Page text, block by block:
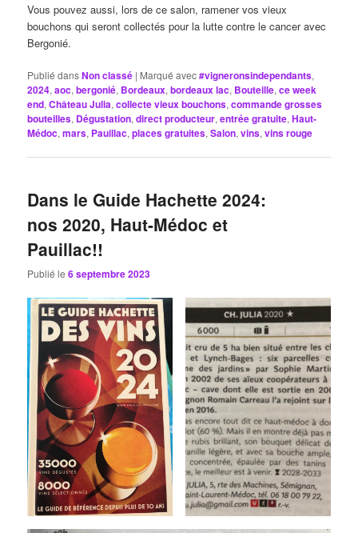
Vous pouvez aussi, lors de ce salon, ramener vos vieux
bouchons qui seront collectés pour la lutte contre le cancer avec
Bergonié.
Publié dansNon classé | Marqué avec#vigneronsindependants,
2024,aoc,bergonié, Bordeaux,bordeaux lac, Bouteille,ce week
end,Château Julia,collecte vieux bouchons,commande grosses
bouteilles, Dégustation,direct producteur,entrée gratuite,Haut-
Médoc,mars, Pauillac,places gratuites,Salon,vins,vins rouge
Dans le Guide Hachette 2024:
nos 2020, Haut-Médoc et
Pauillac!!
Publié le6 septembre 2023